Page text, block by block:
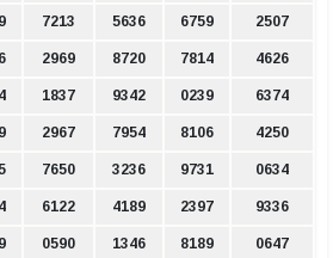
7213 5636 6759 2507
2969 8720 7814 4626
1837 9342 0239 6374
2967 7954 8106 4250
7650 3236 9731 0634
6122 4189 2397 9336
0590 1346 8189 0647